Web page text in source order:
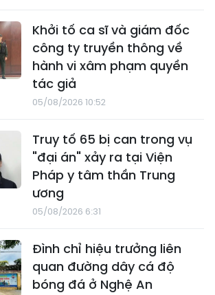
Khởi tố ca sĩ và giám đốc
công ty truyền thông về
hành vi xâm phạm quyền
tác giả
05/08/2026 10:52
Truy tố 65 bị can trong vụ
"đại án" xảy ra tại Viện
Pháp y tâm thần Trung
ương
05/08/2026 6:31
Đình chỉ hiệu trưởng liên
quan đường dây cá độ
bóng đá ở Nghệ An